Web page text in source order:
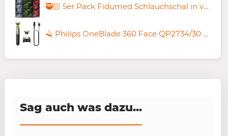
🥷🏻 5er Pack Fidumed Schlauchschal in versch. Designs für 9,75€ (statt 50€)
🪒 Philips OneBlade 360 Face QP2734/30 Rasierer für 37,99€ (statt 45€)
Sag auch was dazu...